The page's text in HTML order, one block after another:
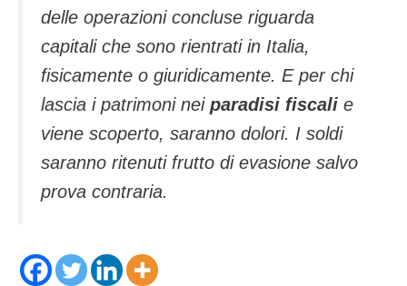
delle operazioni concluse riguar­da
capitali che sono rientrati in Ita­lia,
fisicamente o giuridicamente. E per chi
lascia i patrimo­ni nei paradisi fiscali e
viene scoper­to, saranno dolori. I soldi
saranno ri­tenuti frutto di evasione salvo
prova contraria.